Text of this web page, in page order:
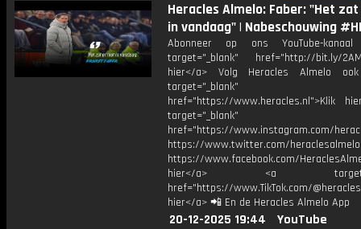
Heracles Almelo: Faber: "Het
in vandaag" | Nabeschouwing
Abonneer op ons YouTube-
target="_blank" href="http://bit.ly/
hier</a> Volg Heracles Almelo
target="_blank"
href="https://www.heracles.nl">Klik
target="_blank"
href="https://www.instagram.com/
https://www.twitter.com/heraclesalmelo
https://www.facebook.com/
hier</a> <a
href="https://www.TikTok.com/
hier</a> 📲 En de Heracles Almelo App
20-12-2025 19:44
YouTube